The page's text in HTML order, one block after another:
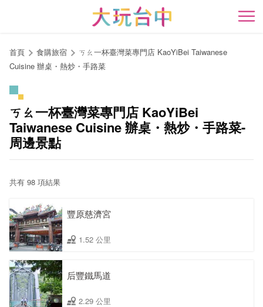
開
首頁 食購旅宿
ㄎㄠ一杯臺灣菜專門店 KaoYiBei Taiwanese
Cuisine 辦桌・熱炒・手路菜
ㄎㄠ一杯臺灣菜專門店 KaoYiBei
Taiwanese Cuisine 辦桌・熱炒・手路菜-
周邊景點
共有 98 項結果
豐原慈濟宮
1.52 公里
后豐鐵馬道
2.29 公里